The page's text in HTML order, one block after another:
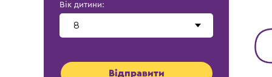
Вік дитини:
Відправити